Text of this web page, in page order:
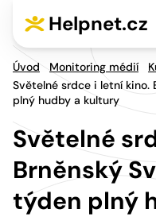
Helpnet.cz
Úvod Monitoring médií
Světelné srdce i letní kino.
plný hudby a kultury
Světelné
Brněnský
týden plný